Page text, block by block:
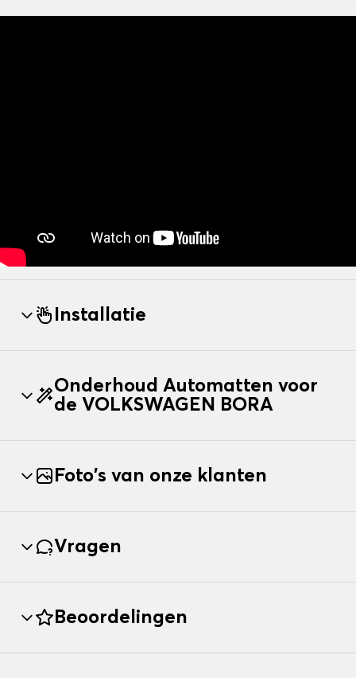
Installatie
Onderhoud Automatten voor
de VOLKSWAGEN BORA
Foto's van onze klanten
Vragen
Beoordelingen